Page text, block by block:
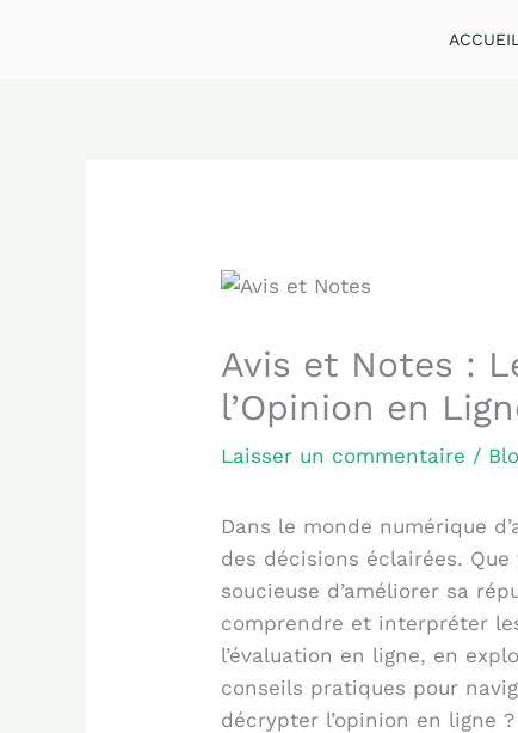
ACCUEIL
Avis et Notes :
l’Opinion en
Laisser un commentaire /
Dans le monde numérique
des décisions éclairées.
soucieuse d’améliorer sa
comprendre et interpréter
l’évaluation en ligne, en
conseils pratiques pour
décrypter l’opinion en ligne ?